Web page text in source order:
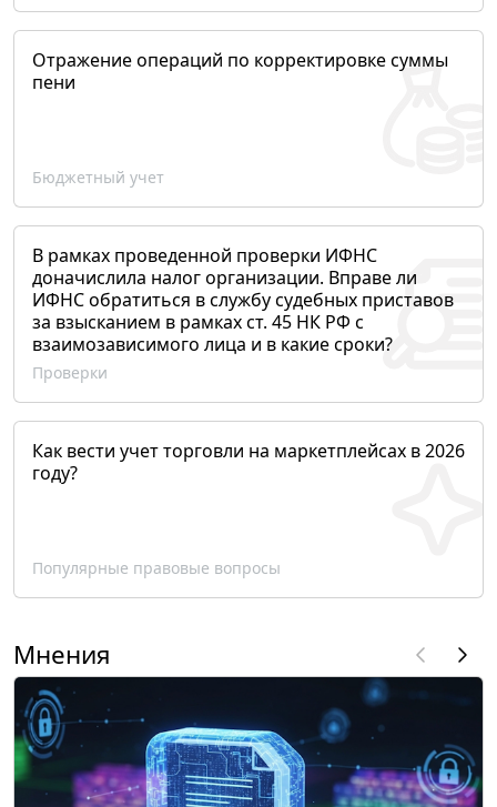
Отражение операций по корректировке суммы
пени
Бюджетный учет
В рамках проведенной проверки ИФНС
доначислила налог организации. Вправе ли
ИФНС обратиться в службу судебных приставов
за взысканием в рамках ст. 45 НК РФ с
взаимозависимого лица и в какие сроки?
Проверки
Как вести учет торговли на маркетплейсах в 2026
году?
Популярные правовые вопросы
Мнения